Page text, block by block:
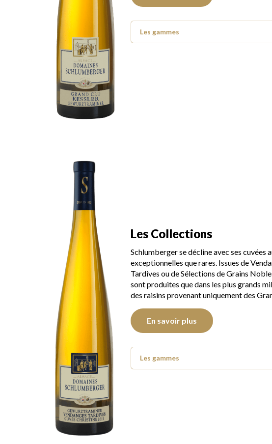
Les gammes
Les Collections
Schlumberger se décline avec ses cuvées
exceptionnelles que rares. Issues de
Tardives ou de Sélections de Grains
sont produites que dans les plus grands
des raisins provenant uniquement des
En savoir plus
Les gammes